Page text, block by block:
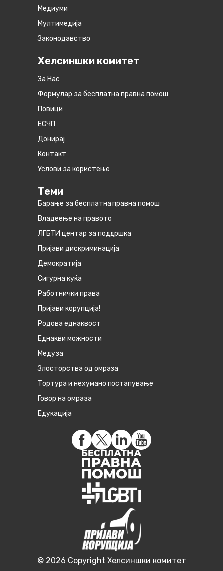
Медиуми
Мултимедија
Законодавство
Хелсиншки комитет
За Нас
Формулар за бесплатна правна помош
Повици
ЕСЧП
Донирај
Контакт
Услови за користење
Теми
Барање за бесплатна правна помош
Владеење на правото
ЛГБТИ центар за поддршка
Пријави дискриминација
Демократија
Сигурна куќа
Работнички права
Пријави корупција!
Родова еднаквост
Eднакви можности
Медуза
Злосторства од омраза
Тортура и нехумано постапување
Говор на омраза
Едукација
© 2026 Copyright Хелсиншки комитет